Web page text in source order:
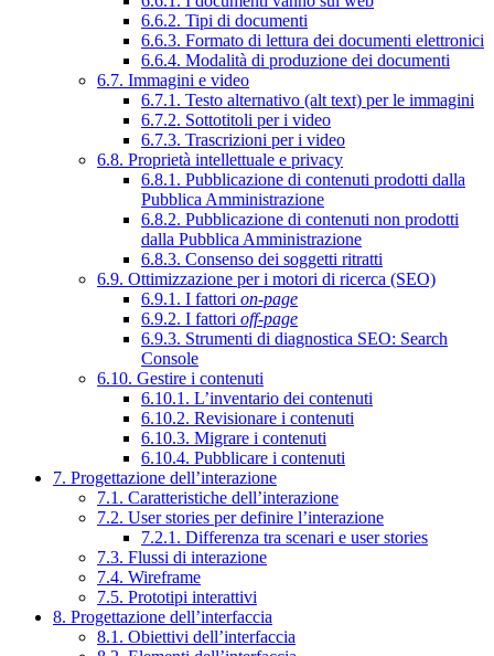
6.6.2. Tipi di documenti
6.6.3. Formato di lettura dei documenti elettronici
6.6.4. Modalità di produzione dei documenti
6.7. Immagini e video
6.7.1. Testo alternativo (alt text) per le immagini
6.7.2. Sottotitoli per i video
6.7.3. Trascrizioni per i video
6.8. Proprietà intellettuale e privacy
6.8.1. Pubblicazione di contenuti prodotti dalla
Pubblica Amministrazione
6.8.2. Pubblicazione di contenuti non prodotti
dalla Pubblica Amministrazione
6.8.3. Consenso dei soggetti ritratti
6.9. Ottimizzazione per i motori di ricerca (SEO)
6.9.1. I fattori on-page
6.9.2. I fattori off-page
6.9.3. Strumenti di diagnostica SEO: Search
Console
6.10. Gestire i contenuti
6.10.1. L’inventario dei contenuti
6.10.2. Revisionare i contenuti
6.10.3. Migrare i contenuti
6.10.4. Pubblicare i contenuti
7. Progettazione dell’interazione
7.1. Caratteristiche dell’interazione
7.2. User stories per definire l’interazione
7.2.1. Differenza tra scenari e user stories
7.3. Flussi di interazione
7.4. Wireframe
7.5. Prototipi interattivi
8. Progettazione dell’interfaccia
8.1. Obiettivi dell’interfaccia